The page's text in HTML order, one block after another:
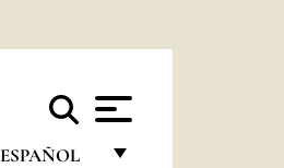
ESPAÑOL